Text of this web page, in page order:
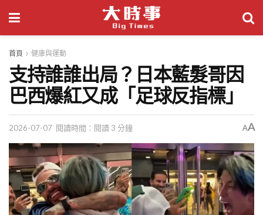
首頁 健康與運動
支持誰誰出局？日本藍髮哥因
巴西爆紅又成「足球反指標」
2026-07-07 閱讀時間：閱讀 3 分鐘 AA